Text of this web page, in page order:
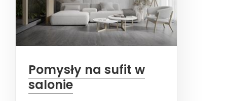
Pomysły na sufit w
salonie